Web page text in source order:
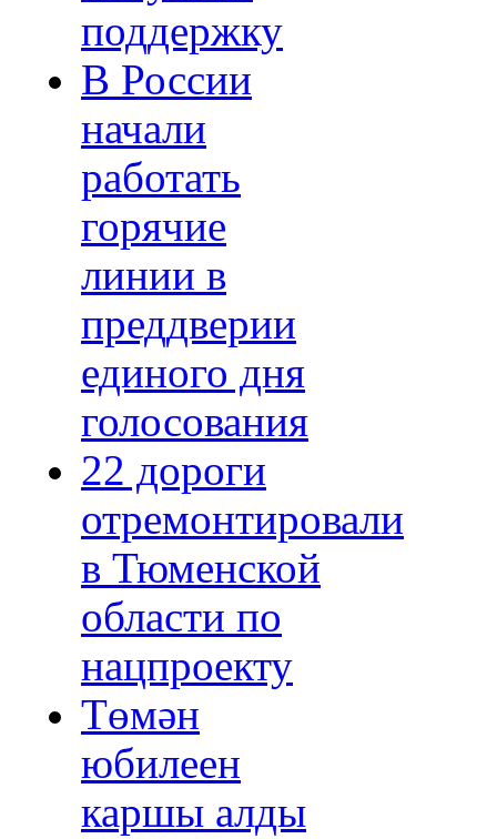
поддержку
В России
начали
работать
горячие
линии в
преддверии
единого дня
голосования
22 дороги
отремонтировали
в Тюменской
области по
нацпроекту
Төмән
юбилеен
каршы алды